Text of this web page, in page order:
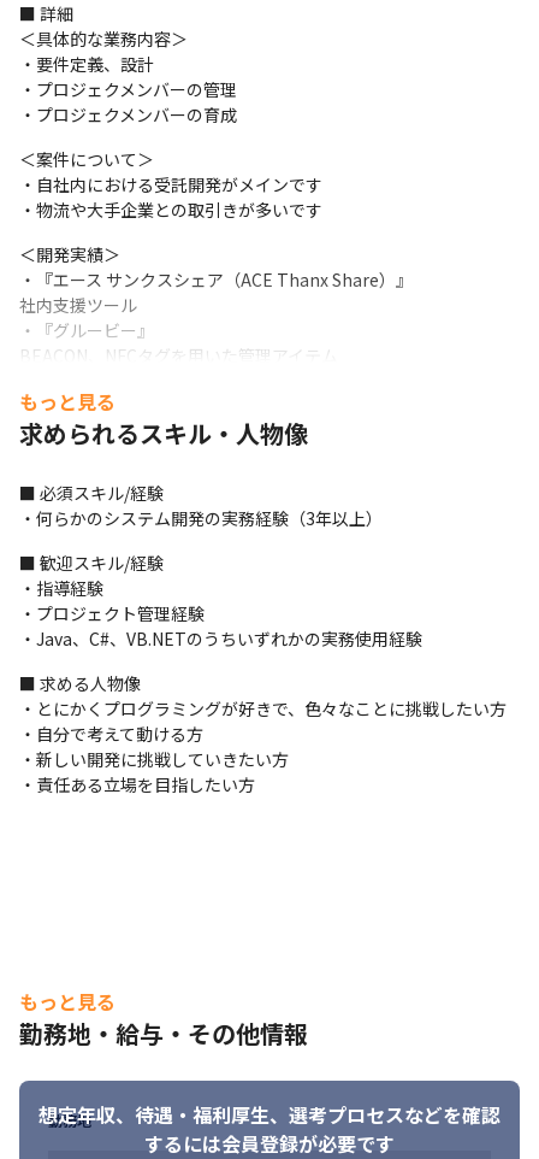
■ 詳細
＜具体的な業務内容＞
・要件定義、設計
・プロジェクメンバーの管理
・プロジェクメンバーの育成
＜案件について＞
・自社内における受託開発がメインです
・物流や大手企業との取引きが多いです
＜開発実績＞
・『エース サンクスシェア（ACE Thanx Share）』
社内支援ツール
・『グルービー』
BEACON、NFCタグを用いた管理アイテム
＜入社後のフォロー＞
・OJTでフォローを行います
・希望者には資格勉強会や、外部セミナーの受講を推奨していま
■ この仕事の面白み、魅力
す
・自社内開発のため、さまざまなメンバーと関わり、お互いの知
識を高めることができます
・規模拡大フェーズに突入しているため、スキルアップだけでな
く、役職も目指しやすい環境です
もっと見る
求められるスキル・人物像
■ 必須スキル/経験
・何らかのシステム開発の実務経験（3年以上）
■ 歓迎スキル/経験
・指導経験
・プロジェクト管理経験
・Java、C#、VB.NETのうちいずれかの実務使用経験
■ 求める人物像
・とにかくプログラミングが好きで、色々なことに挑戦したい方
・自分で考えて動ける方
・新しい開発に挑戦していきたい方
・責任ある立場を目指したい方
もっと見る
勤務地・給与・その他情報
想定年収、待遇・福利厚生、 選考プロセスなどを確認
するには会員登録が必要です
勤務地